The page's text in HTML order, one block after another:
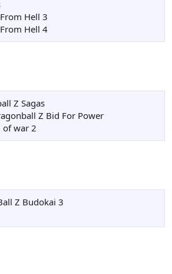
Hell 3
Hell 4
Z Sagas
Z Bid For Power
of war 2
Z Budokai 3